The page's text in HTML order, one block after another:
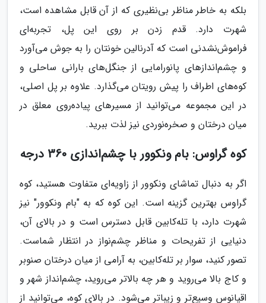
بلکه به خاطر مناظر بی‌نظیری که از آن قابل مشاهده است،
شهرت دارد. قدم زدن بر روی این پل، تجربه‌ای
فراموش‌نشدنی است که آدرنالین خونتان را به جوش می‌آورد
و چشم‌اندازهای پانورامایی از جنگل‌های بارانی ساحلی و
کوه‌های اطراف را پیش رویتان می‌گذارد. علاوه بر پل اصلی،
در این مجموعه می‌توانید از مسیرهای پیاده‌روی معلق در
میان درختان و صخره‌نوردی نیز لذت ببرید.
کوه گراوس: بام ونکوور با چشم‌اندازی 360 درجه
اگر به دنبال تماشای ونکوور از زاویه‌ای متفاوت هستید، کوه
گراوس بهترین گزینه است. این کوه که به "بام ونکوور" نیز
شهرت دارد، با تله‌کابین قابل دسترس است و در بالای آن،
دنیایی از تفریحات و مناظر چشم‌نواز در انتظار شماست.
تصور کنید، سوار بر تله‌کابین، به آرامی از میان درختان صنوبر
و کاج بالا می‌روید و هر چه بالاتر می‌روید، چشم‌انداز شهر و
اقیانوس وسیع‌تر و زیباتر می‌شود. در بالای کوه، می‌توانید از